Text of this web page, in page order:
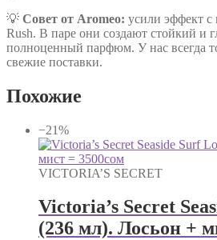
💡 Совет от Aromeo: усили эффект
Rush. В паре они создают стойкий и
полноценный парфюм. У нас всегда
свежие поставки.
Похожие
−21%
VICTORIA’S SECRET
Victoria’s Secret
(236 мл). Лосьон +